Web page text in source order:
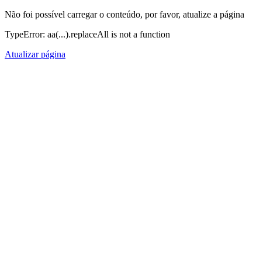
Não foi possível carregar o conteúdo, por favor, atualize a página
TypeError: aa(...).replaceAll is not a function
Atualizar página